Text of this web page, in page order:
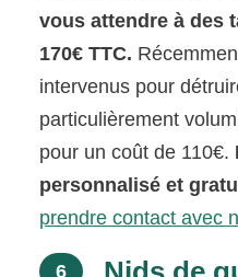
vous attendre à des
170€ TTC.
intervenus pour
particulièrement
pour un coût de 110€.
personnalisé et
prendre contact avec
6